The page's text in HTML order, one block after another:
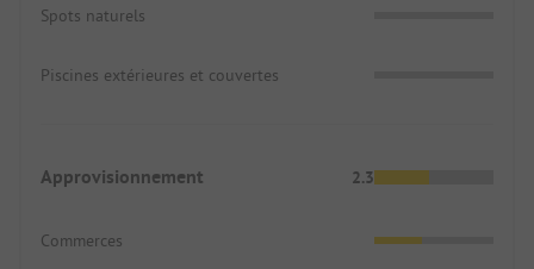
Spots naturels
Piscines extérieures et couvertes
Approvisionnement 2.3
Commerces